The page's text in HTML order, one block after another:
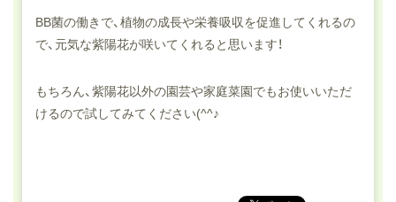
BB菌の働きで、植物の成長や栄養吸収を促進してくれるの
で、元気な紫陽花が咲いてくれると思います！
もちろん、紫陽花以外の園芸や家庭菜園でもお使いいただ
けるので試してみてください(^^♪